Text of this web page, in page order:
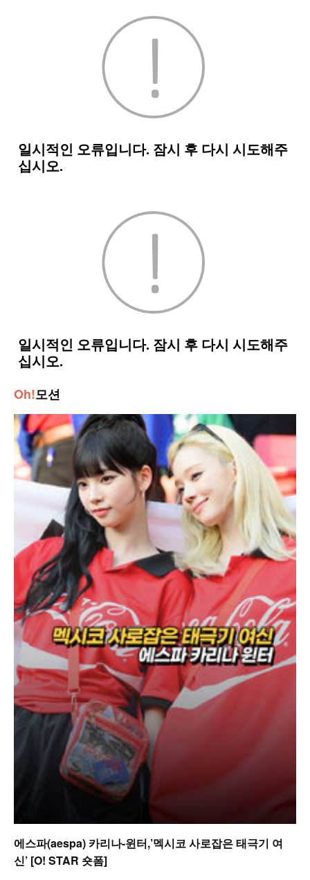
Oh!모션
에스파(aespa) 카리나-윈터,’멕시코 사로잡은 태극기 여
신’ [O! STAR 숏폼]